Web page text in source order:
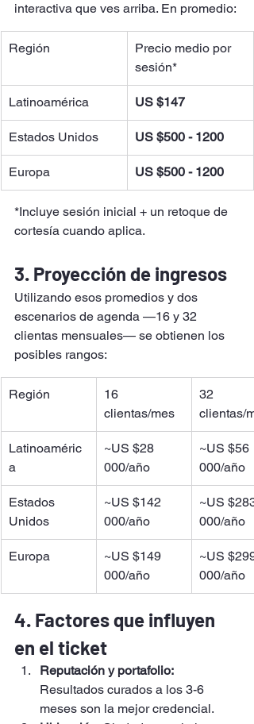
interactiva que ves arriba. En promedio:
Región
Precio medio por
sesión*
Latinoamérica US $147
Estados Unidos US $500 - 1200
Europa US $500 - 1200
*Incluye sesión inicial + un retoque de
cortesía cuando aplica.
3. Proyección de ingresos
Utilizando esos promedios y dos
escenarios de agenda —16 y 32
clientas mensuales— se obtienen los
posibles rangos:
Región
16
clientas/mes
32
clientas/
Latinoaméric
a
~US $28
000/año
~US $56
000/año
Estados
Unidos
~US $142
000/año
~US $283
000/año
Europa
~US $149
000/año
~US $299
000/año
4. Factores que influyen
en el ticket
Reputación y portafolio:
Resultados curados a los 3-6
meses son la mejor credencial.